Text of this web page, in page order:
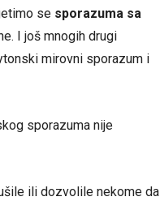
se sporazuma sa
I još mnogih drugi
mirovni sporazum i
sporazuma nije
ili dozvolile nekome da